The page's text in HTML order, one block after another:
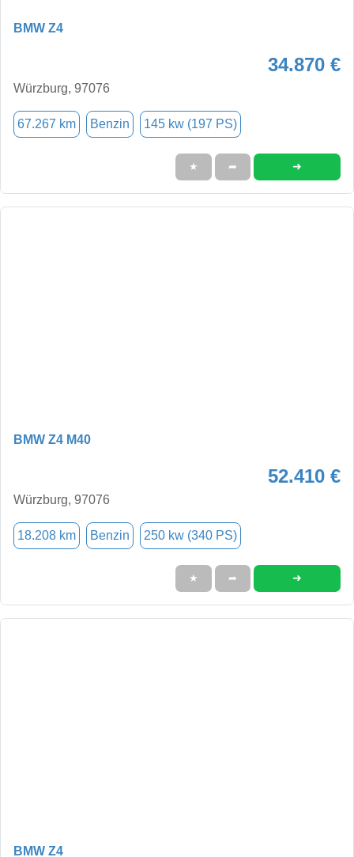
BMW Z4
34.870 €
Würzburg, 97076
67.267 km Benzin 145 kw (197 PS)
★ ➦ ➜
BMW Z4 M40
52.410 €
Würzburg, 97076
18.208 km Benzin 250 kw (340 PS)
★ ➦ ➜
BMW Z4